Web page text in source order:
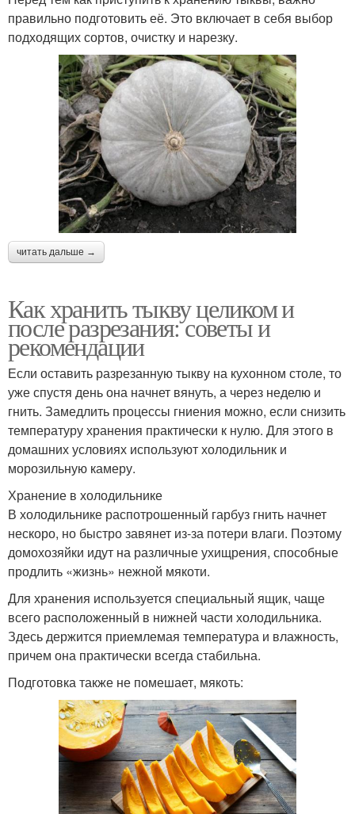
правильно подготовить её. Это включает в себя выбор
подходящих сортов, очистку и нарезку.
читать дальше →
Как хранить тыкву целиком и
после разрезания: советы и
рекомендации
Если оставить разрезанную тыкву на кухонном столе, то
уже спустя день она начнет вянуть, а через неделю и
гнить. Замедлить процессы гниения можно, если снизить
температуру хранения практически к нулю. Для этого в
домашних условиях используют холодильник и
морозильную камеру.
Хранение в холодильнике
В холодильнике распотрошенный гарбуз гнить начнет
нескоро, но быстро завянет из-за потери влаги. Поэтому
домохозяйки идут на различные ухищрения, способные
продлить «жизнь» нежной мякоти.
Для хранения используется специальный ящик, чаще
всего расположенный в нижней части холодильника.
Здесь держится приемлемая температура и влажность,
причем она практически всегда стабильна.
Подготовка также не помешает, мякоть: